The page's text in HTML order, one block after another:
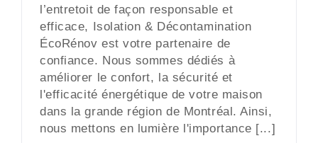
l’entretoit de façon responsable et
efficace, Isolation & Décontamination
ÉcoRénov est votre partenaire de
confiance. Nous sommes dédiés à
améliorer le confort, la sécurité et
l'efficacité énergétique de votre maison
dans la grande région de Montréal. Ainsi,
nous mettons en lumière l'importance [...]